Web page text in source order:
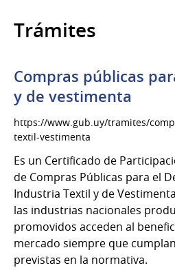
Trámites
Compras públicas
y de vestimenta
https://www.gub.uy/tramites/
textil-vestimenta
Es un Certificado de
de Compras Públicas para el
Industria Textil y de
las industrias nacionales
promovidos acceden al
mercado siempre que
previstas en la normativa.